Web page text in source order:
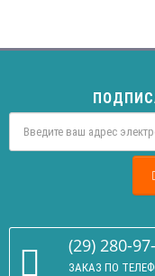
(29) 280-
ЗАКАЗ ПО